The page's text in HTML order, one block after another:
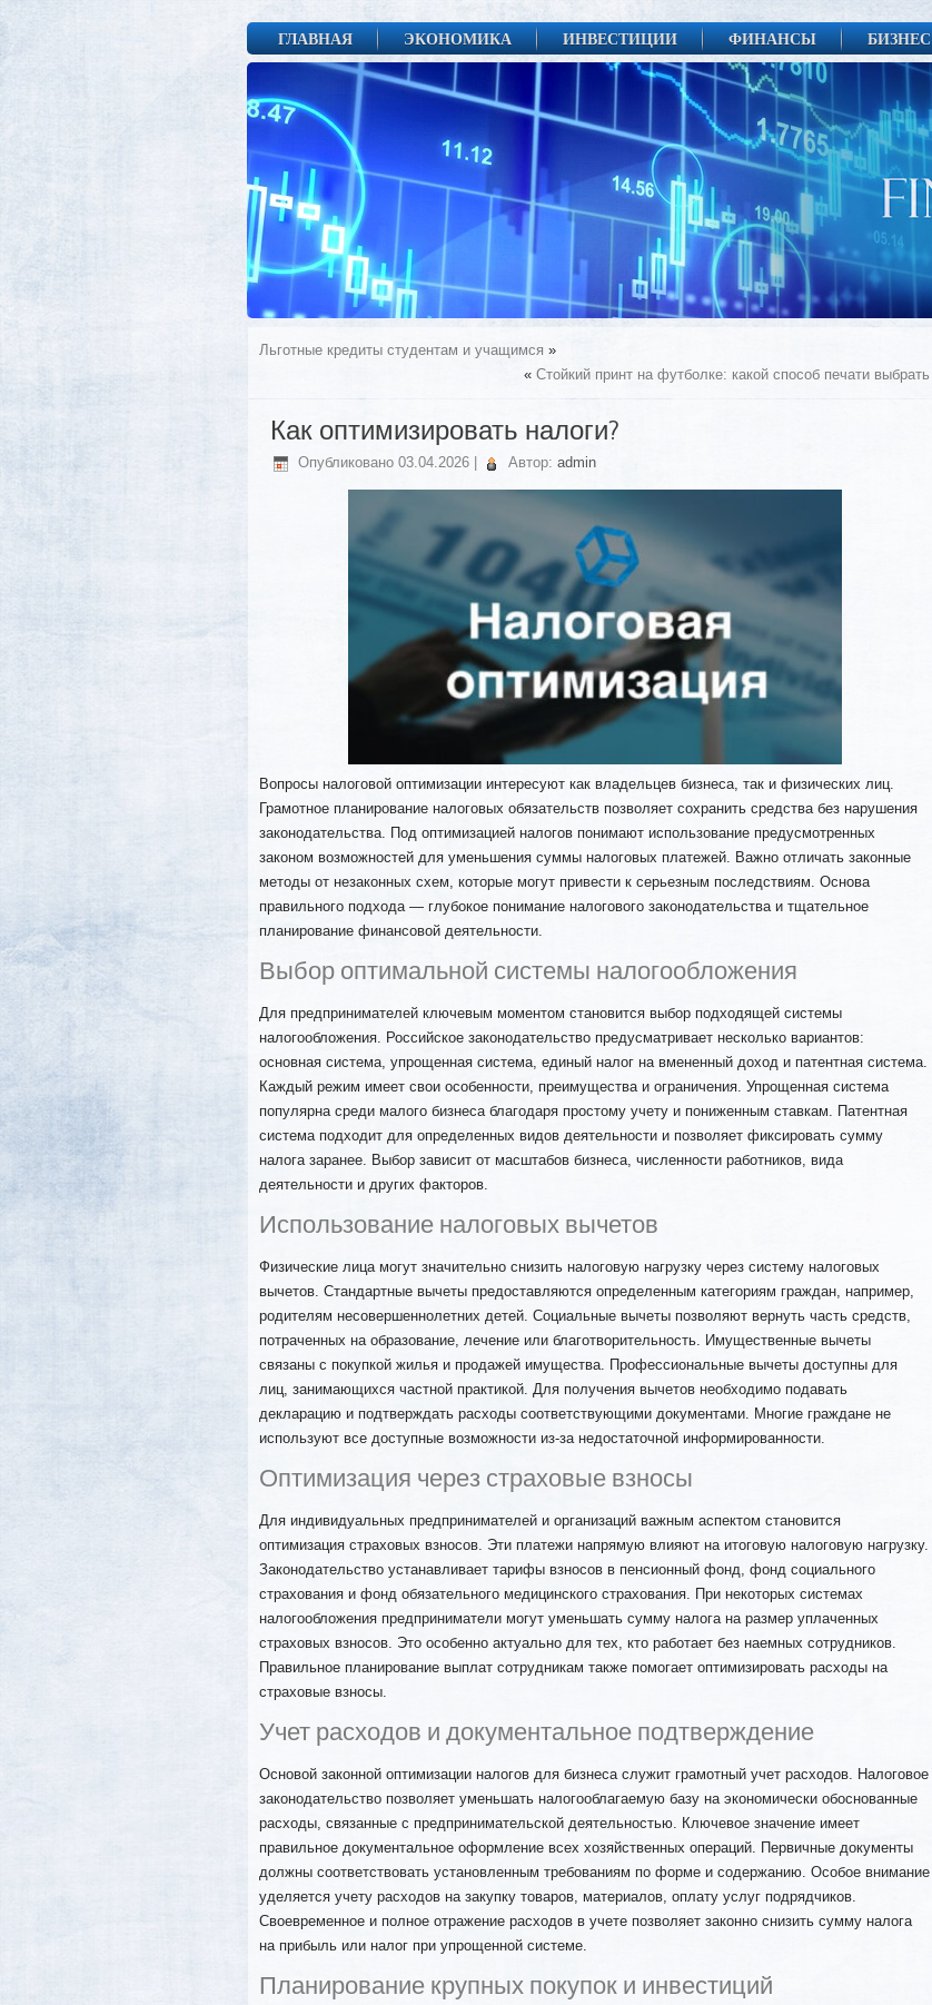
ГЛАВНАЯ ЭКОНОМИКА ИНВЕСТИЦИИ ФИНАНСЫ БИЗНЕС
Льготные кредиты студентам и учащимся »
« Стойкий принт на футболке: какой способ печати выбрать
Как оптимизировать налоги?
Опубликовано 03.04.2026 Автор: admin
Вопросы налоговой оптимизации интересуют как владельцев бизнеса, так и физических лиц.
Грамотное планирование налоговых обязательств позволяет сохранить средства без нарушения
законодательства. Под оптимизацией налогов понимают использование предусмотренных
законом возможностей для уменьшения суммы налоговых платежей. Важно отличать законные
методы от незаконных схем, которые могут привести к серьезным последствиям. Основа
правильного подхода — глубокое понимание налогового законодательства и тщательное
планирование финансовой деятельности.
Выбор оптимальной системы налогообложения
Для предпринимателей ключевым моментом становится выбор подходящей системы
налогообложения. Российское законодательство предусматривает несколько вариантов:
основная система, упрощенная система, единый налог на вмененный доход и патентная система.
Каждый режим имеет свои особенности, преимущества и ограничения. Упрощенная система
популярна среди малого бизнеса благодаря простому учету и пониженным ставкам. Патентная
система подходит для определенных видов деятельности и позволяет фиксировать сумму
налога заранее. Выбор зависит от масштабов бизнеса, численности работников, вида
деятельности и других факторов.
Использование налоговых вычетов
Физические лица могут значительно снизить налоговую нагрузку через систему налоговых
вычетов. Стандартные вычеты предоставляются определенным категориям граждан, например,
родителям несовершеннолетних детей. Социальные вычеты позволяют вернуть часть средств,
потраченных на образование, лечение или благотворительность. Имущественные вычеты
связаны с покупкой жилья и продажей имущества. Профессиональные вычеты доступны для
лиц, занимающихся частной практикой. Для получения вычетов необходимо подавать
декларацию и подтверждать расходы соответствующими документами. Многие граждане не
используют все доступные возможности из-за недостаточной информированности.
Оптимизация через страховые взносы
Для индивидуальных предпринимателей и организаций важным аспектом становится
оптимизация страховых взносов. Эти платежи напрямую влияют на итоговую налоговую нагрузку.
Законодательство устанавливает тарифы взносов в пенсионный фонд, фонд социального
страхования и фонд обязательного медицинского страхования. При некоторых системах
налогообложения предприниматели могут уменьшать сумму налога на размер уплаченных
страховых взносов. Это особенно актуально для тех, кто работает без наемных сотрудников.
Правильное планирование выплат сотрудникам также помогает оптимизировать расходы на
страховые взносы.
Учет расходов и документальное подтверждение
Основой законной оптимизации налогов для бизнеса служит грамотный учет расходов. Налоговое
законодательство позволяет уменьшать налогооблагаемую базу на экономически обоснованные
расходы, связанные с предпринимательской деятельностью. Ключевое значение имеет
правильное документальное оформление всех хозяйственных операций. Первичные документы
должны соответствовать установленным требованиям по форме и содержанию. Особое внимание
уделяется учету расходов на закупку товаров, материалов, оплату услуг подрядчиков.
Своевременное и полное отражение расходов в учете позволяет законно снизить сумму налога
на прибыль или налог при упрощенной системе.
Планирование крупных покупок и инвестиций